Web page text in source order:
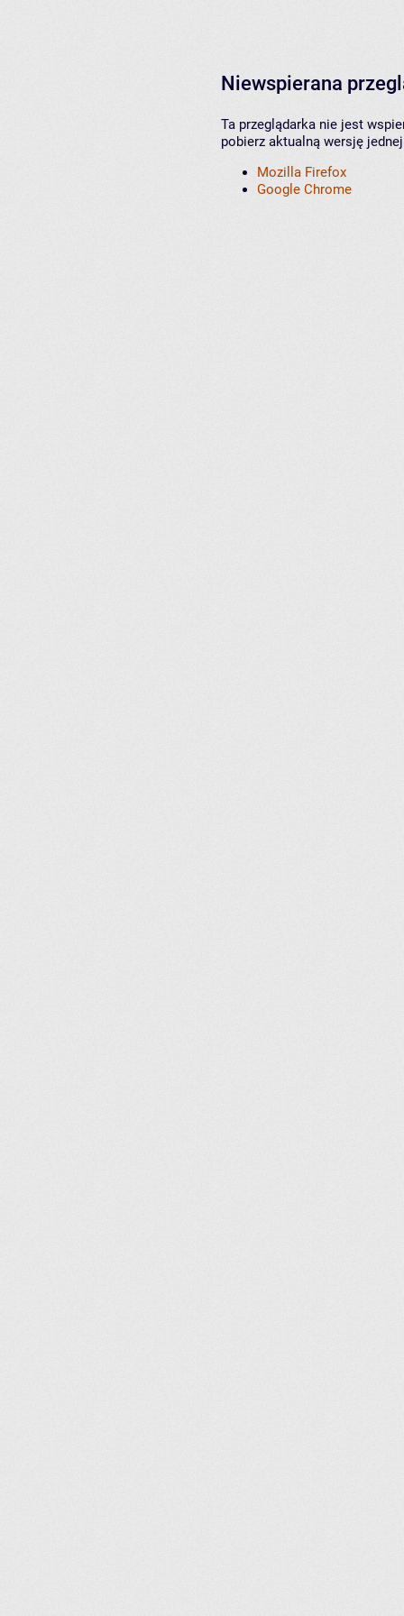
Niewspierana
Ta przeglądarka nie jest
pobierz aktualną wersję
Mozilla Firefox
Google Chrome